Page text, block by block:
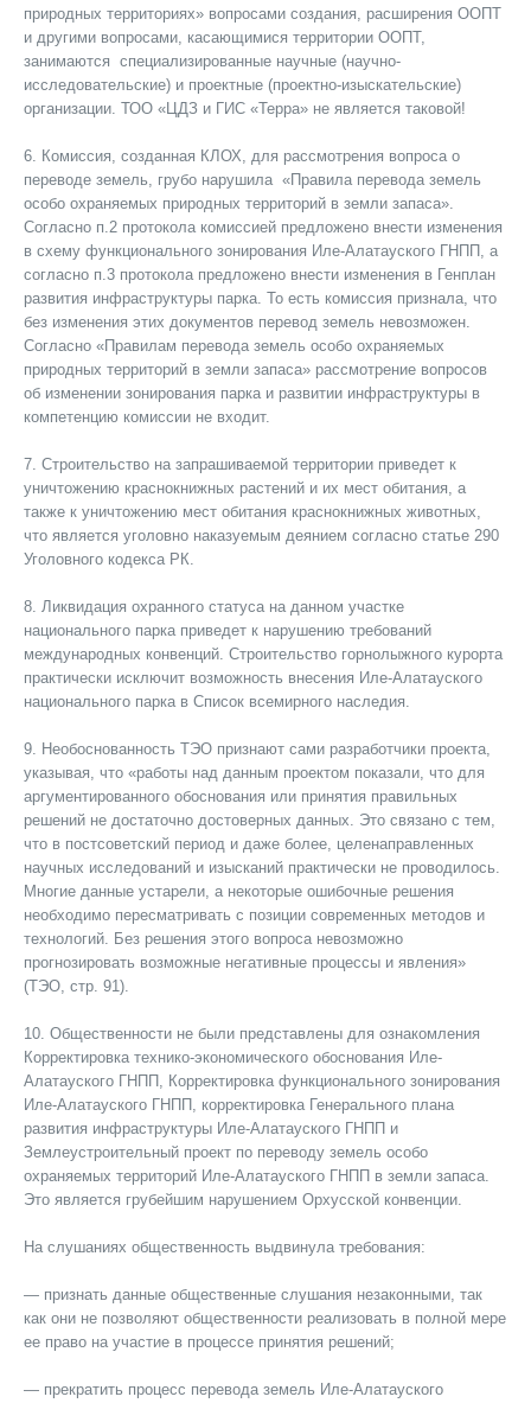
природных территориях» вопросами создания, расширения ООПТ
и другими вопросами, касающимися территории ООПТ,
занимаются специализированные научные (научно-
исследовательские) и проектные (проектно-изыскательские)
организации. ТОО «ЦДЗ и ГИС «Терра» не является таковой!
6. Комиссия, созданная КЛОХ, для рассмотрения вопроса о
переводе земель, грубо нарушила «Правила перевода земель
особо охраняемых природных территорий в земли запаса».
Согласно п.2 протокола комиссией предложено внести изменения
в схему функционального зонирования Иле-Алатауского ГНПП, а
согласно п.3 протокола предложено внести изменения в Генплан
развития инфраструктуры парка. То есть комиссия признала, что
без изменения этих документов перевод земель невозможен.
Согласно «Правилам перевода земель особо охраняемых
природных территорий в земли запаса» рассмотрение вопросов
об изменении зонирования парка и развитии инфраструктуры в
компетенцию комиссии не входит.
7. Строительство на запрашиваемой территории приведет к
уничтожению краснокнижных растений и их мест обитания, а
также к уничтожению мест обитания краснокнижных животных,
что является уголовно наказуемым деянием согласно статье 290
Уголовного кодекса РК.
8. Ликвидация охранного статуса на данном участке
национального парка приведет к нарушению требований
международных конвенций. Строительство горнолыжного курорта
практически исключит возможность внесения Иле-Алатауского
национального парка в Список всемирного наследия.
9. Необоснованность ТЭО признают сами разработчики проекта,
указывая, что «работы над данным проектом показали, что для
аргументированного обоснования или принятия правильных
решений не достаточно достоверных данных. Это связано с тем,
что в постсоветский период и даже более, целенаправленных
научных исследований и изысканий практически не проводилось.
Многие данные устарели, а некоторые ошибочные решения
необходимо пересматривать с позиции современных методов и
технологий. Без решения этого вопроса невозможно
прогнозировать возможные негативные процессы и явления»
(ТЭО, стр. 91).
10. Общественности не были представлены для ознакомления
Корректировка технико-экономического обоснования Иле-
Алатауского ГНПП, Корректировка функционального зонирования
Иле-Алатауского ГНПП, корректировка Генерального плана
развития инфраструктуры Иле-Алатауского ГНПП и
Землеустроительный проект по переводу земель особо
охраняемых территорий Иле-Алатауского ГНПП в земли запаса.
Это является грубейшим нарушением Орхусской конвенции.
На слушаниях общественность выдвинула требования:
— признать данные общественные слушания незаконными, так
как они не позволяют общественности реализовать в полной мере
ее право на участие в процессе принятия решений;
— прекратить процесс перевода земель Иле-Алатауского